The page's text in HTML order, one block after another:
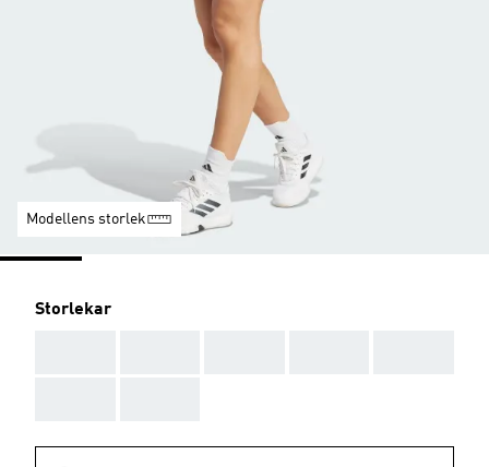
Modellens storlek
Storlekar